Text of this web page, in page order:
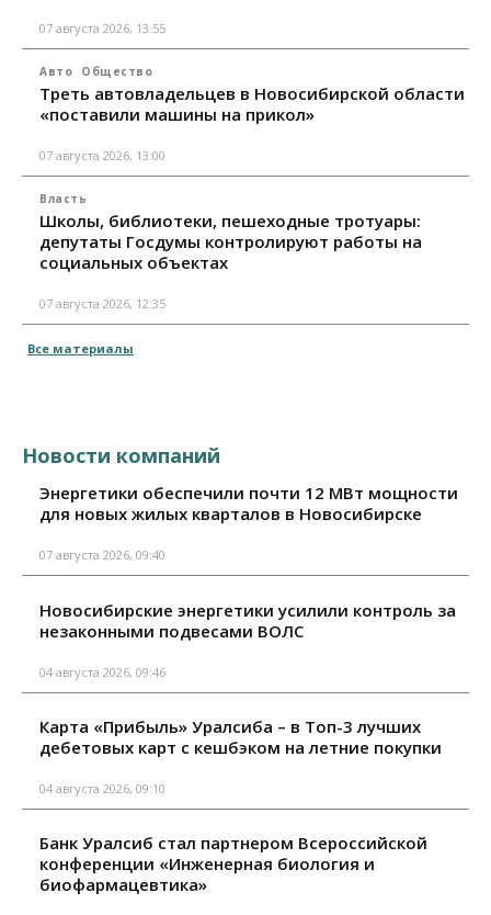
07 августа 2026, 13:55
Авто Общество
Треть автовладельцев в Новосибирской области
«поставили машины на прикол»
07 августа 2026, 13:00
Власть
Школы, библиотеки, пешеходные тротуары:
депутаты Госдумы контролируют работы на
социальных объектах
07 августа 2026, 12:35
Все материалы
Новости компаний
Энергетики обеспечили почти 12 МВт мощности
для новых жилых кварталов в Новосибирске
07 августа 2026, 09:40
Новосибирские энергетики усилили контроль за
незаконными подвесами ВОЛС
04 августа 2026, 09:46
Карта «Прибыль» Уралсиба – в Топ-3 лучших
дебетовых карт с кешбэком на летние покупки
04 августа 2026, 09:10
Банк Уралсиб стал партнером Всероссийской
конференции «Инженерная биология и
биофармацевтика»